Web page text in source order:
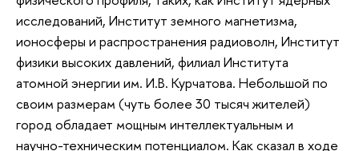
исследований, Институт земного магнетизма,
ионосферы и распространения радиоволн, Институт
физики высоких давлений, филиал Института
атомной энергии им. И.В. Курчатова. Небольшой по
своим размерам (чуть более 30 тысяч жителей)
город обладает мощным интеллектуальным и
научно-техническим потенциалом. Как сказал в ходе